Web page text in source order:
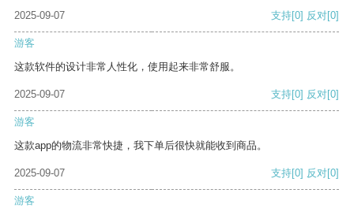
2025-09-07
支持[0] 反对[0]
游客
这款软件的设计非常人性化，使用起来非常舒服。
2025-09-07 支持[0] 反对[0]
游客
这款app的物流非常快捷，我下单后很快就能收到商品。
2025-09-07 支持[0] 反对[0]
游客